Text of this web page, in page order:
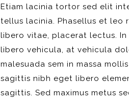
Etiam lacinia tortor sed elit
tellus lacinia. Phasellus et leo
libero vitae, placerat lectus.
libero vehicula, at vehicula
malesuada sem in massa
sagittis nibh eget libero
sagittis. Sed maximus metus